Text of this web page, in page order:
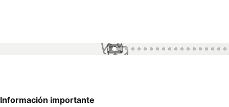
1 / 94
Información importante